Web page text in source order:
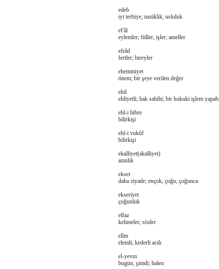
edeb
iyi terbiye; naziklik; usluluk
ef'âl
eylemler; fiiller, işler; ameller
efrâd
fertler; bireyler
ehemmiyet
önem; bir şeye verilen değer
ehil
ehliyetli; hak sahibi; bir hukuki işlem
ehl-i hibre
bilirkişi
ehl-i vukûf
bilirkişi
ekalliyet(akalliyet)
azınlık
ekser
daha ziyade; ençok; çoğu; çoğunca
ekseriyet
çoğunluk
elfaz
kelimeler; sözler
elîm
elemli; kederli acılı
el-yevm
bugün; şimdi; halen